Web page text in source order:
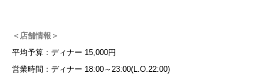
＜店舗情報＞
平均予算：ディナー 15,000円
営業時間：ディナー 18:00～23:00(L.O.22:00)